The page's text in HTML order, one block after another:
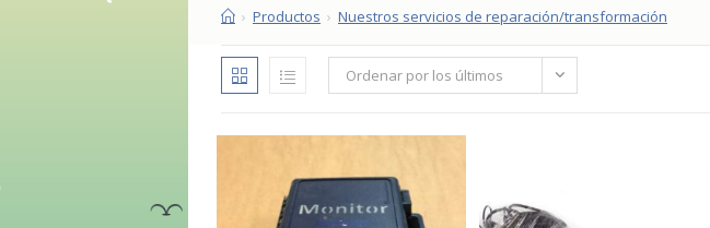
› Productos › Nuestros servicios de reparación/transformación
Ordenar por los últimos